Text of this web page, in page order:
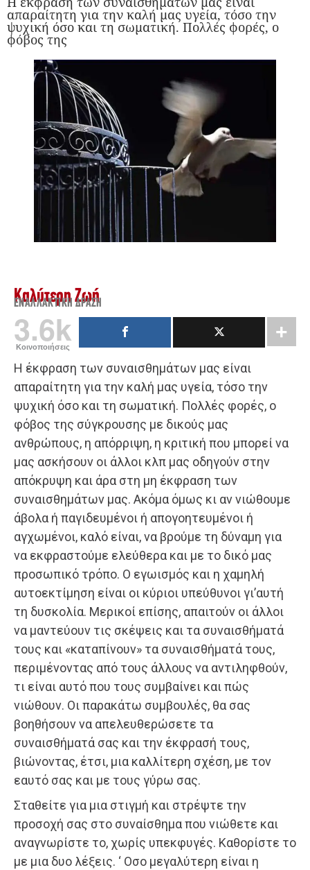
απαραίτητη για την καλή μας υγεία, τόσο την
ψυχική όσο και τη σωματική. Πολλές φορές, ο
φόβος της
Καλύτερη Ζωή
ΕΝΑΛΛΑΚΤΙΚΉ ΔΡΆΣΗ
3.6k
Κοινοποιήσεις
Η έκφραση των συναισθημάτων μας είναι
απαραίτητη για την καλή μας υγεία, τόσο την
ψυχική όσο και τη σωματική. Πολλές φορές, ο
φόβος της σύγκρουσης με δικούς μας
ανθρώπους, η απόρριψη, η κριτική που μπορεί να
μας ασκήσουν οι άλλοι κλπ μας οδηγούν στην
απόκρυψη και άρα στη μη έκφραση των
συναισθημάτων μας. Ακόμα όμως κι αν νιώθουμε
άβολα ή παγιδευμένοι ή απογοητευμένοι ή
αγχωμένοι, καλό είναι, να βρούμε τη δύναμη για
να εκφραστούμε ελεύθερα και με το δικό μας
προσωπικό τρόπο. Ο εγωισμός και η χαμηλή
αυτοεκτίμηση είναι οι κύριοι υπεύθυνοι γι’αυτή
τη δυσκολία. Μερικοί επίσης, απαιτούν οι άλλοι
να μαντεύουν τις σκέψεις και τα συναισθήματά
τους και «καταπίνουν» τα συναισθήματά τους,
περιμένοντας από τους άλλους να αντιληφθούν,
τι είναι αυτό που τους συμβαίνει και πώς
νιώθουν. Οι παρακάτω συμβουλές, θα σας
βοηθήσουν να απελευθερώσετε τα
συναισθήματά σας και την έκφρασή τους,
βιώνοντας, έτσι, μια καλλίτερη σχέση, με τον
εαυτό σας και με τους γύρω σας.
Σταθείτε για μια στιγμή και στρέψτε την
προσοχή σας στο συναίσθημα που νιώθετε και
αναγνωρίστε το, χωρίς υπεκφυγές. Καθορίστε το
με μια δυο λέξεις. ‘ Οσο μεγαλύτερη είναι η